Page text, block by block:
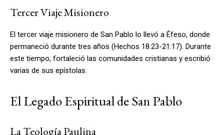
Tercer Viaje Misionero
El tercer viaje misionero de San Pablo lo llevó a Éfeso, donde
permaneció durante tres años (Hechos 18:23-21:17). Durante
este tiempo, fortaleció las comunidades cristianas y escribió
varias de sus epístolas.
El Legado Espiritual de San Pablo
La Teología Paulina